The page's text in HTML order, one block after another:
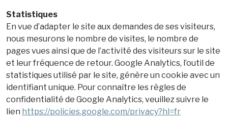
Statistiques
En vue d’adapter le site aux demandes de ses visiteurs,
nous mesurons le nombre de visites, le nombre de
pages vues ainsi que de l’activité des visiteurs sur le site
et leur fréquence de retour. Google Analytics, l’outil de
statistiques utilisé par le site, génère un cookie avec un
identifiant unique. Pour connaître les règles de
confidentialité de Google Analytics, veuillez suivre le
lien https://policies.google.com/privacy?hl=fr